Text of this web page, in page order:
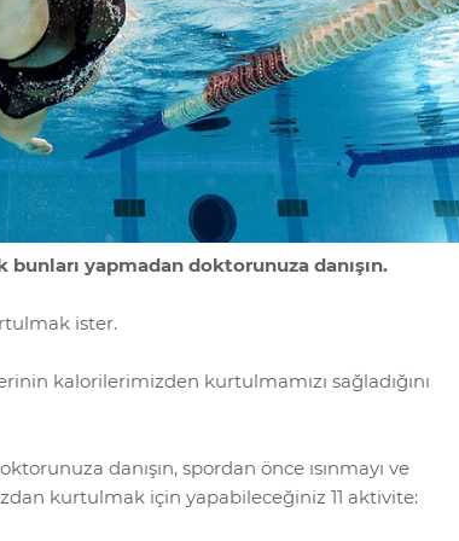
bunları yapmadan doktorunuza danışın.
ister.
kalorilerimizden kurtulmamızı sağladığını
danışın, spordan önce ısınmayı ve
kurtulmak için yapabileceğiniz 11 aktivite: